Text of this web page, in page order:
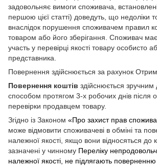
задовольняє вимоги споживача,
першою цієї статті) доведуть, що недоліки
внаслідок порушення споживачем правил
товаром або його зберігання. Споживач
участь у перевірці якості товару особисто
представника.
Повернення здійснюється за рахунок
Повернення коштів здійснюється зручним
способом протягом 3-х робочих днів після
перевірки продавцем товару.
Згідно із Законом «Про захист прав
може відмовити споживачеві в обміні та
належної якості, якщо вони відносяться до
зазначені у чинному Переліку
належної якості, не підлягають поверненню